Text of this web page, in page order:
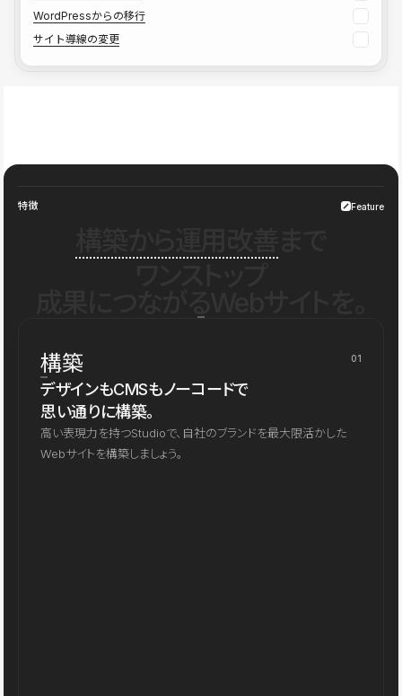
WordPressからの移行
サイト導線の変更
特徴 Feature
構築 01
デザインもCMSもノーコードで
思い通りに構築。
高い表現力を持つStudioで、自社のブランドを最大限活かした
Webサイトを構築しましょう。